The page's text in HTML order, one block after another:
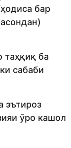
бар
таҳқиқ ба
сабаби
эътироз
ӯро кашол